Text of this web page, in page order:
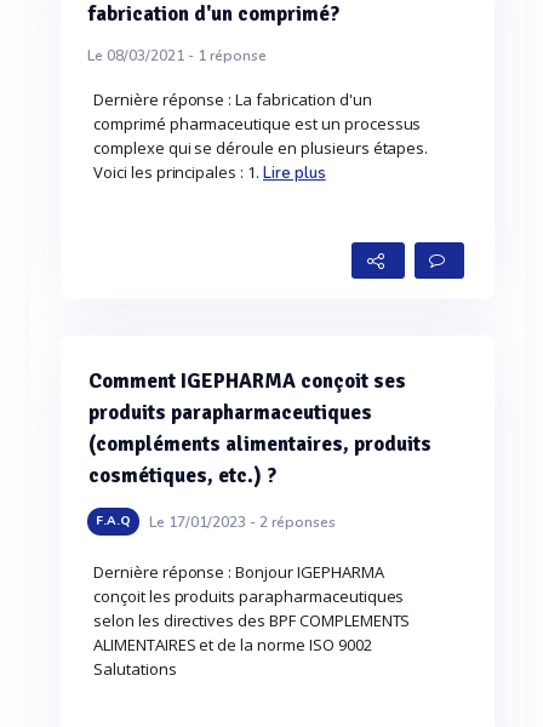
fabrication d'un comprimé?
Le 08/03/2021 - 1réponse
Dernière réponse : La fabrication d'un
comprimé pharmaceutique est un processus
complexe qui se déroule en plusieurs étapes.
Voici les principales : 1. Lire plus
Comment IGEPHARMA conçoit ses
produits parapharmaceutiques
(compléments alimentaires, produits
cosmétiques, etc.) ?
F.A.Q Le 17/01/2023 -2réponses
Dernière réponse : Bonjour IGEPHARMA
conçoit les produits parapharmaceutiques
selon les directives des BPF COMPLEMENTS
ALIMENTAIRES et de la norme ISO 9002
Salutations